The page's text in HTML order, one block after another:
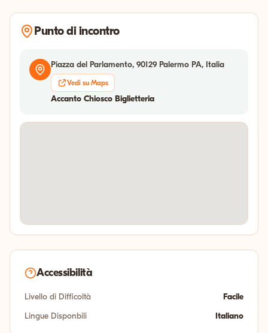
Punto di incontro
Piazza del Parlamento, 90129 Palermo PA, Italia
Vedi su Maps
Accanto Chiosco Biglietteria
Accessibilità
Livello di Difficoltà
Facile
Lingue Disponbili
Italiano